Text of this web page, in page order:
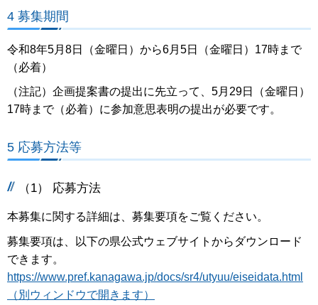
4 募集期間
令和8年5月8日（金曜日）から6月5日（金曜日）17時まで
（必着）
（注記）企画提案書の提出に先立って、5月29日（金曜日）
17時まで（必着）に参加意思表明の提出が必要です。
5 応募方法等
（1） 応募方法
本募集に関する詳細は、募集要項をご覧ください。
募集要項は、以下の県公式ウェブサイトからダウンロード
できます。
https://www.pref.kanagawa.jp/docs/sr4/utyuu/eiseidata.html
（別ウィンドウで開きます）